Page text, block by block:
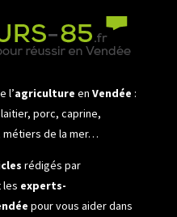
l’agriculture en Vendée :
porc, caprine,
métiers de la mer…
rédigés par
les experts-
pour vous aider dans